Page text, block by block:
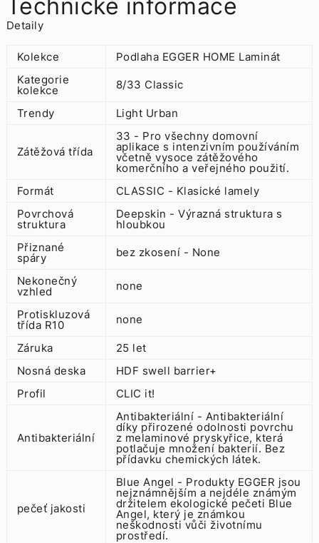
Technické informace
Detaily
Kolekce
Podlaha EGGER HOME Laminát
Kategorie
kolekce 8/33 Classic
Trendy Light Urban
Zátěžová třída
33 - Pro všechny domovní
aplikace s intenzivním používáním
včetně vysoce zátěžového
komerčního a veřejného použití.
Formát
CLASSIC - Klasické lamely
Povrchová
struktura
Deepskin - Výrazná struktura s
hloubkou
Přiznané
spáry bez zkosení - None
Nekonečný
vzhled none
Protiskluzová
třída R10 none
Záruka
25 let
Nosná deska
HDF swell barrier+
Profil
CLIC it!
Antibakteriální
Antibakteriální - Antibakteriální
díky přirozené odolnosti povrchu
z melaminové pryskyřice, která
potlačuje množení bakterií. Bez
přídavku chemických látek.
pečeť jakosti
Blue Angel - Produkty EGGER jsou
nejznámnějším a nejdéle známým
držitelem ekologické pečeti Blue
Angel, který je známkou
neškodnosti vůči životnímu
prostředí.